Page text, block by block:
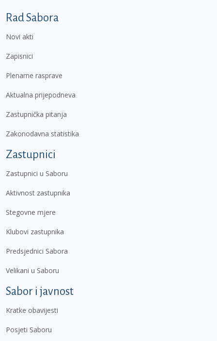
Podnožje prvi izbornik
Rad Sabora
Novi akti
Zapisnici
Plenarne rasprave
Aktualna prijepodneva
Zastupnička pitanja
Zakonodavna statistika
Zastupnici
Zastupnici u Saboru
Aktivnost zastupnika
Stegovne mjere
Klubovi zastupnika
Predsjednici Sabora
Velikani u Saboru
Sabor i javnost
Kratke obavijesti
Posjeti Saboru